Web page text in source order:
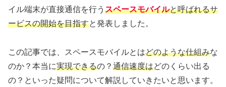
イル端末が直接通信を行う スペースモバイルと呼ばれるサ
ービスの開始を目指すと発表しました。
この記事では、スペースモバイルとはどのような仕組みな
のか？本当に実現できるの？ 通信速度はどのくらい出る
の？といった疑問について解説していきたいと思います。